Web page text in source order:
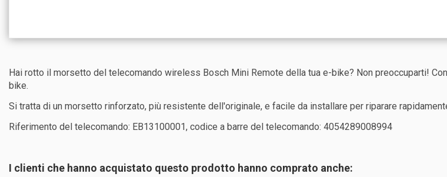
Hai rotto il morsetto del telecomando wireless Bosch Mini Remote della tua e-bike? Non preoccuparti!
bike.
Si tratta di un morsetto rinforzato, più resistente dell'originale, e facile da installare per riparare
Riferimento del telecomando: EB13100001, codice a barre del telecomando: 4054289008994
I clienti che hanno acquistato questo prodotto hanno comprato anche: